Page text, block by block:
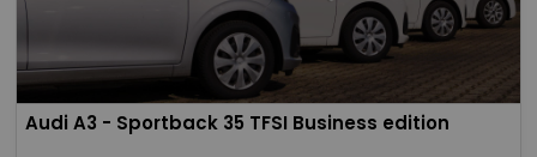
Audi A3 - Sportback 35 TFSI Business edition